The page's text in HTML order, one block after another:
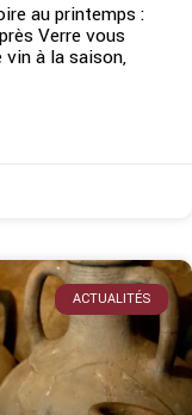
au printemps :
Verre vous
à la saison,
ACTUALITÉS